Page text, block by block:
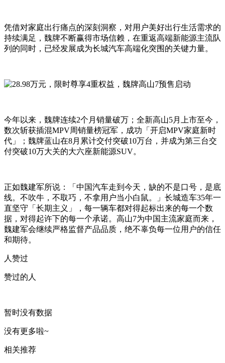
凭借对家庭出行痛点的深刻洞察，对用户美好出行生活需求的
持续满足，魏牌不断赢得市场信赖，在重返高端新能源主流队
列的同时，已经发展成为长城汽车高端化突围的关键力量。
今年以来，魏牌连续2个月销量破万；全新高山5月上市至今，
数次斩获插混MPV周销量榜冠军，成功「开启MPV家庭新时
代」；魏牌蓝山在8月累计交付突破10万台，并成为第三台交
付突破10万大关的大六座新能源SUV。
正如魏建军所说：「中国汽车走到今天，缺的不是口号，是底
线。不吹牛，不取巧，不拿用户当小白鼠。」长城造车35年一
直坚守「长期主义」，每一辆车都对得起标出来的每一个数
据，对得起许下的每一个承诺。高山7为中国主流家庭而来，
魏建军会继续严格监督产品品质，绝不辜负每一位用户的信任
和期待。
人赞过
赞过的人
暂时没有数据
没有更多啦~
相关推荐